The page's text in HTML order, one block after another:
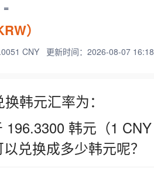
=
）
CNY 更新时间：2026-08-07
韩元汇率为：
196.3300 韩元（1
兑换成多少韩元呢？